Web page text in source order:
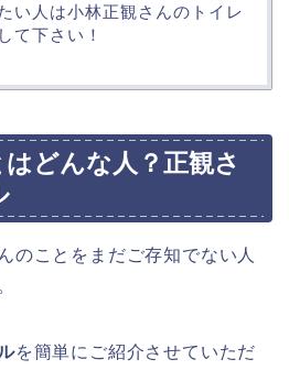
い人は小林正観さんのトイレ
て下さい！
どんな人？正観さ
のことをまだご存知でない人
を簡単にご紹介させていただ